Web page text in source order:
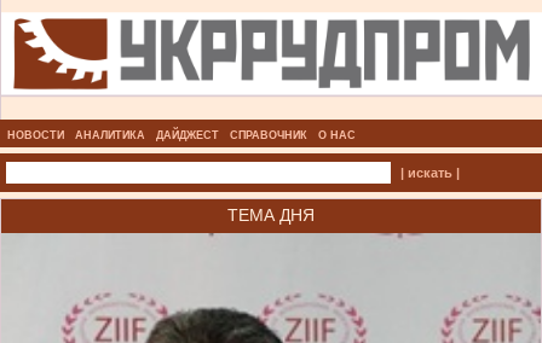
НОВОСТИ АНАЛИТИКА ДАЙДЖЕСТ СПРАВОЧНИК О НАС
| искать |
ТЕМА ДНЯ